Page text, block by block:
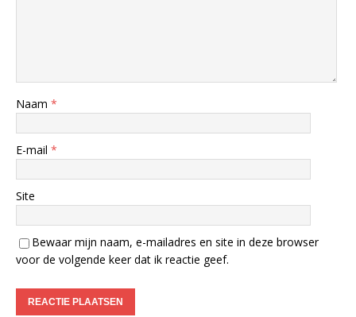
Naam *
E-mail *
Site
Bewaar mijn naam, e-mailadres en site in deze browser
voor de volgende keer dat ik reactie geef.